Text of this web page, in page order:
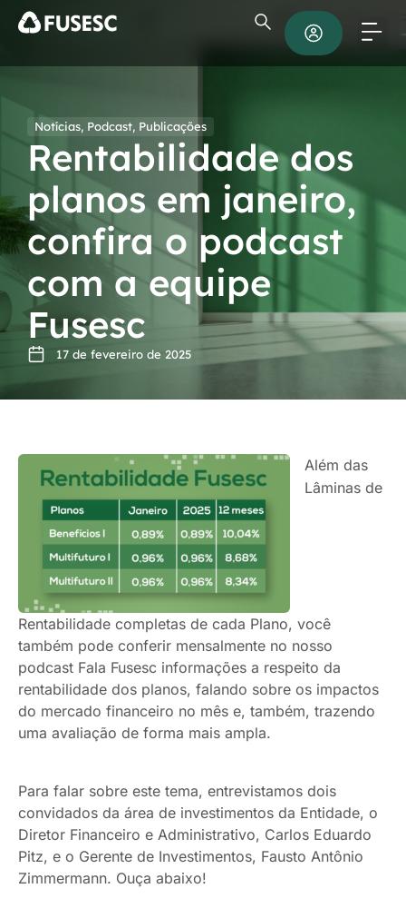
Notícias, Podcast, Publicações
Rentabilidade dos
planos em janeiro,
confira o podcast
com a equipe
Fusesc
17 de fevereiro de 2025
Além das
Lâminas de
Rentabilidade completas de cada Plano, você
também pode conferir mensalmente no nosso
podcast Fala Fusesc informações a respeito da
rentabilidade dos planos, falando sobre os impactos
do mercado financeiro no mês e, também, trazendo
uma avaliação de forma mais ampla.
Para falar sobre este tema, entrevistamos dois
convidados da área de investimentos da Entidade, o
Diretor Financeiro e Administrativo, Carlos Eduardo
Pitz, e o Gerente de Investimentos, Fausto Antônio
Zimmermann. Ouça abaixo!